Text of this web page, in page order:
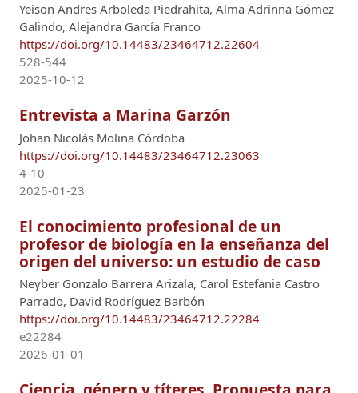
Yeison Andres Arboleda Piedrahita, Alma Adrinna Gómez
Galindo, Alejandra García Franco
https://doi.org/10.14483/23464712.22604
528-544
2025-10-12
Entrevista a Marina Garzón
Johan Nicolás Molina Córdoba
https://doi.org/10.14483/23464712.23063
4-10
2025-01-23
El conocimiento profesional de un
profesor de biología en la enseñanza del
origen del universo: un estudio de caso
Neyber Gonzalo Barrera Arizala, Carol Estefania Castro
Parrado, David Rodríguez Barbón
https://doi.org/10.14483/23464712.22284
e22284
2026-01-01